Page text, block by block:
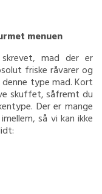
menuen
mad der er
friske råvarer og
type mad. Kort
skuffet, såfremt du
Der er mange
så vi kan ikke